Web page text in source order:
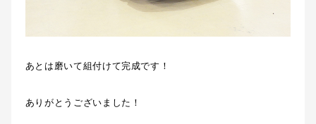
あとは磨いて組付けて完成です！
ありがとうございました！